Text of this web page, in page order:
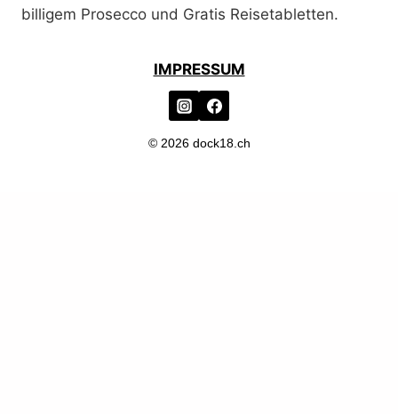
billigem Prosecco und Gratis Reisetabletten.
IMPRESSUM
© 2026 dock18.ch